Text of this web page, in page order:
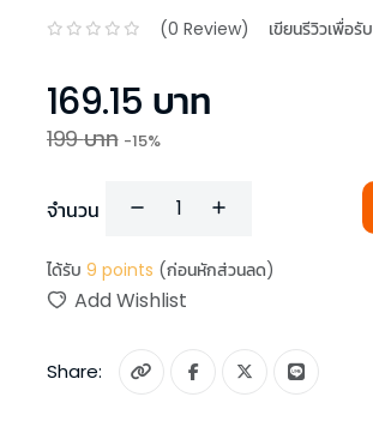
(0 Review) เขียนรีวิวเพื่อรับ
169.15 บาท
199บาท -15%
จำนวน
ได้รับ 9 points (ก่อนหักส่วนลด)
Add Wishlist
Share: